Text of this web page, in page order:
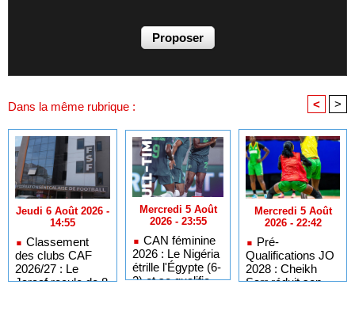
Dans la même rubrique : < >
Jeudi 6 Août 2026 -
14:55
Classement
des clubs CAF
2026/27 : Le
Jaraaf recule de 8
Mercredi 5 Août
2026 - 23:55
CAN féminine
2026 : Le Nigéria
étrille l'Égypte (6-
2) et se qualifie
Mercredi 5 Août
2026 - 22:42
Pré-
Qualifications JO
2028 : Cheikh
Sarr réduit son